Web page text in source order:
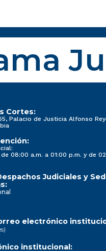
Cortes:
Palacio de Justicia Alfonso
08:00 a.m. a 01:00 p.m. y de
Judiciales y
electrónico
institucional: